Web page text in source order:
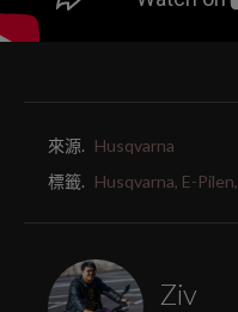
來源. Husqvarna
標籤. Husqvarna, E-Pilen,
Ziv